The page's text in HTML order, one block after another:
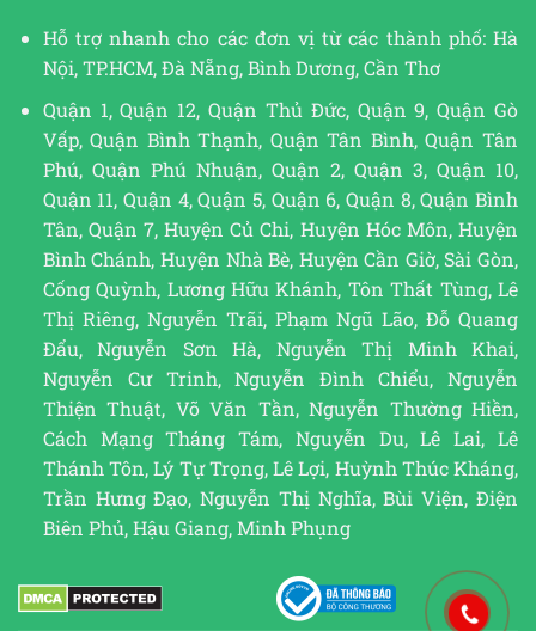
Hỗ trợ nhanh cho các đơn vị từ các thành phố: Hà
Nội, TP.HCM, Đà Nẵng, Bình Dương, Cần Thơ
Quận 1, Quận 12, Quận Thủ Đức, Quận 9, Quận Gò
Vấp, Quận Bình Thạnh, Quận Tân Bình, Quận Tân
Phú, Quận Phú Nhuận, Quận 2, Quận 3, Quận 10,
Quận 11, Quận 4, Quận 5, Quận 6, Quận 8, Quận Bình
Tân, Quận 7, Huyện Củ Chi, Huyện Hóc Môn, Huyện
Bình Chánh, Huyện Nhà Bè, Huyện Cần Giờ, Sài Gòn,
Cống Quỳnh, Lương Hữu Khánh, Tôn Thất Tùng, Lê
Thị Riêng, Nguyễn Trãi, Phạm Ngũ Lão, Đỗ Quang
Đẩu, Nguyễn Sơn Hà, Nguyễn Thị Minh Khai,
Nguyễn Cư Trinh, Nguyễn Đình Chiểu, Nguyễn
Thiện Thuật, Võ Văn Tần, Nguyễn Thường Hiền,
Cách Mạng Tháng Tám, Nguyễn Du, Lê Lai, Lê
Thánh Tôn, Lý Tự Trọng, Lê Lợi, Huỳnh Thúc Kháng,
Trần Hưng Đạo, Nguyễn Thị Nghĩa, Bùi Viện, Điện
Biên Phủ, Hậu Giang, Minh Phụng